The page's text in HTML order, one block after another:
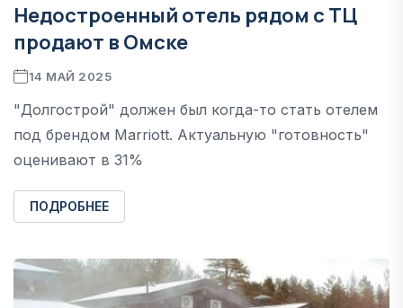
Недостроенный отель рядом с ТЦ
продают в Омске
14 МАЙ 2025
"Долгострой" должен был когда-то стать отелем
под брендом Marriott. Актуальную "готовность"
оценивают в 31%
ПОДРОБНЕЕ